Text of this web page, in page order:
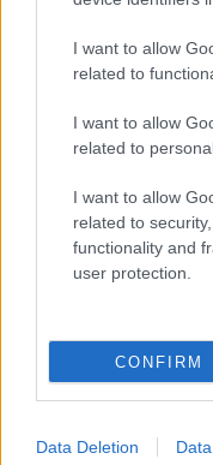
I want to allow
related to
I want to allow
related to
I want to allow
related to
functionality and
user protection.
CONFIRM
Data Deletion
Chi vuole uscire
può essere mosso
statalista. È il
Laburista di
vorrebbe
doganale) e
rigida su scala
europeo per
chi pensa ad uno
Questi sono i
contro